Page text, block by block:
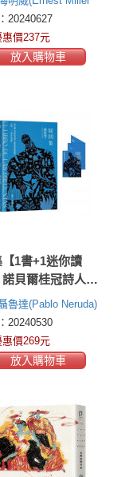
)
20240627
惠價237元
放入購物車
1書+1迷你讀
貝爾桂冠詩人聶
傑作．冥誕120週
魯達(Pablo Neruda)
20240530
惠價269元
放入購物車